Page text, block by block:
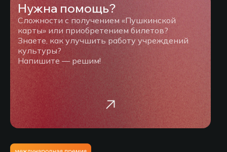
Нужна помощь?
Сложности с получением «Пушкинской
карты» или приобретением билетов?
Знаете, как улучшить работу учреждений
культуры?
Напишите — решим!